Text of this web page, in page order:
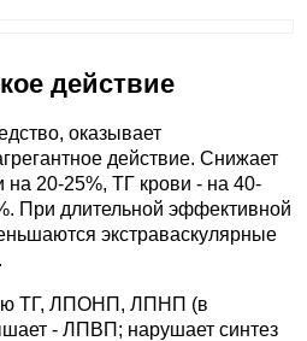
действие
оказывает
действие. Снижает
20-25%, ТГ крови - на 40-
При длительной эффективной
экстраваскулярные
ТГ, ЛПОНП, ЛПНП (в
- ЛПВП; нарушает синтез